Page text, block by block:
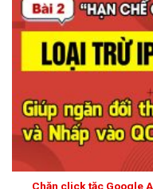
Chặn click tặc Google